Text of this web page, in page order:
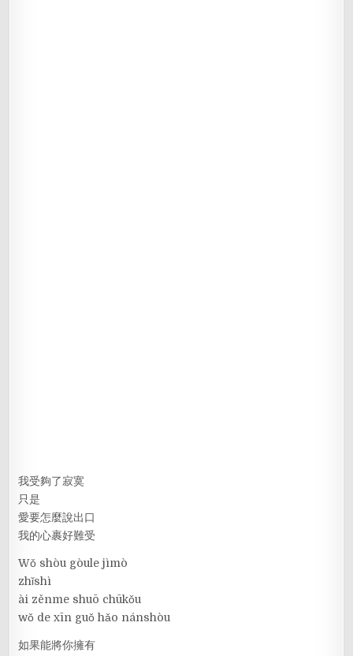
我受夠了寂寞
只是
愛要怎麼說出口
我的心裹好難受
Wǒ shòu gòule jìmò
zhǐshì
ài zěnme shuō chūkǒu
wǒ de xīn guǒ hǎo nánshòu
如果能將你擁有